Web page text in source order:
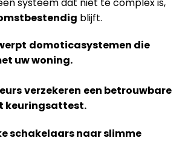
blijft.
domoticasystemen die
uw woning.
verzekeren een betrouwbare
keuringsattest.
schakelaars naar slimme